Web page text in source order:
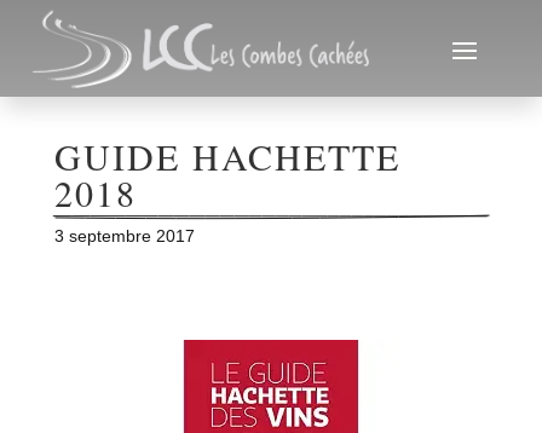
GUIDE HACHETTE
2018
3 septembre 2017